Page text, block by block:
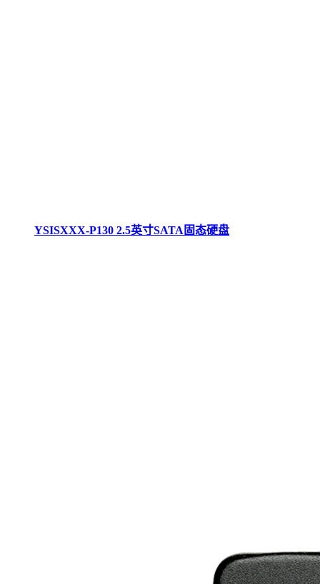
YSISXXX-P130 2.5英寸SATA固态硬盘